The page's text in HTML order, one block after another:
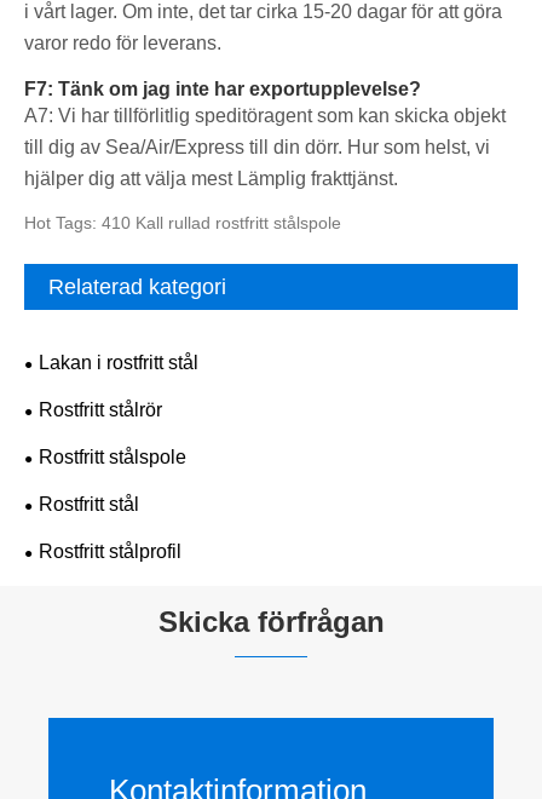
i vårt lager. Om inte, det tar cirka 15-20 dagar för att göra
varor redo för leverans.
F7: Tänk om jag inte har exportupplevelse?
A7: Vi har tillförlitlig speditöragent som kan skicka objekt
till dig av Sea/Air/Express till din dörr. Hur som helst, vi
hjälper dig att välja mest Lämplig frakttjänst.
Hot Tags: 410 Kall rullad rostfritt stålspole
Relaterad kategori
Lakan i rostfritt stål
Rostfritt stålrör
Rostfritt stålspole
Rostfritt stål
Rostfritt stålprofil
Skicka förfrågan
Kontaktinformation